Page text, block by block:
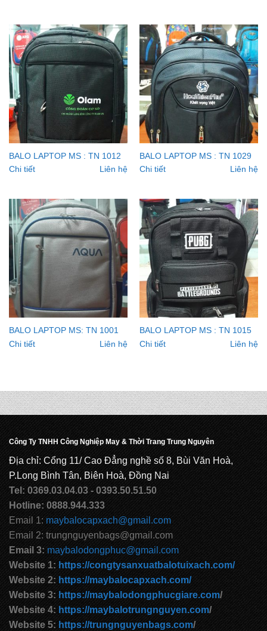
BALO LAPTOP MS : TN 1012
Chi tiết
Liên hệ
BALO LAPTOP MS : TN 1029
Chi tiết
Liên hệ
BALO LAPTOP MS: TN 1001
Chi tiết
Liên hệ
BALO LAPTOP MS : TN 1015
Chi tiết
Liên hệ
Công Ty TNHH Công Nghiệp May & Thời Trang Trung Nguyên
Địa chỉ: Cổng 11/ Cao Đẳng nghề số 8, Bùi Văn Hoà,
P.Long Bình Tân, Biên Hoà, Đồng Nai
Tel: 0369.03.04.03 - 0393.50.51.50
Hotline: 0888.944.333
Email 1: maybalocapxach@gmail.com
Email 2: trungnguyenbags@gmail.com
Email 3: maybalodongphuc@gmail.com
Website 1: https://congtysanxuatbalotuixach.com/
Website 2: https://maybalocapxach.com/
Website 3: https://maybalodongphucgiare.com/
Website 4: https://maybalotrungnguyen.com/
Website 5: https://trungnguyenbags.com/